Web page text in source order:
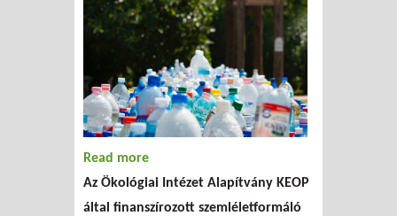
Read more
Az Ökológiai Intézet Alapítvány KEOP
által finanszírozott szemléletformáló